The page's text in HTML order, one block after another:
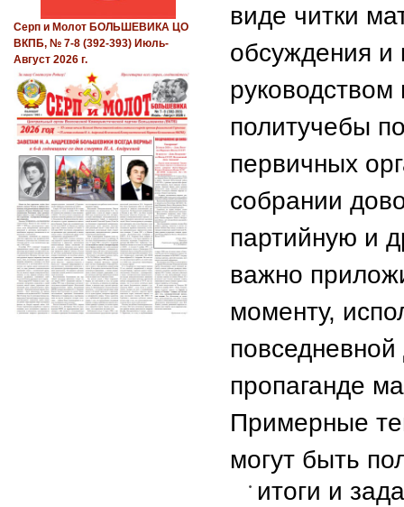
виде читки
обсуждения и
руководством
политучебы
первичных
собрании
партийную и
важно
моменту,
пропаганде
Примерные
могут быть
итоги и
Серп и Молот БОЛЬШЕВИКА ЦО
ВКПБ, № 7-8 (392-393) Июль-
Август 2026 г.